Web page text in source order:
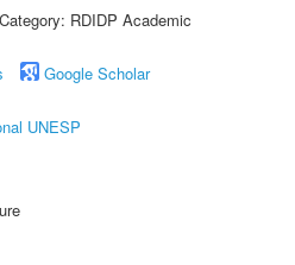
RDIDP Academic
Google Scholar
UNESP